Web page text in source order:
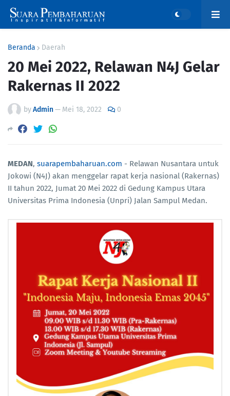
Beranda Daerah
20 Mei 2022, Relawan N4J Gelar
Rakernas II 2022
byAdmin— Mei 18, 2022 0
MEDAN, suarapembaharuan.com - Relawan Nusantara untuk
Jokowi (N4J) akan menggelar rapat kerja nasional (Rakernas)
II tahun 2022, Jumat 20 Mei 2022 di Gedung Kampus Utara
Universitas Prima Indonesia (Unpri) Jalan Sampul Medan.